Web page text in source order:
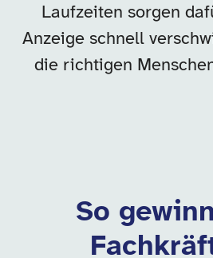
Laufzeiten sorgen
Anzeige schnell
die richtigen
So